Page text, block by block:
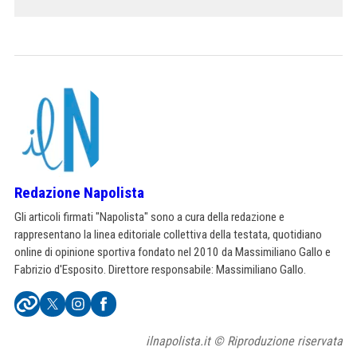
Redazione Napolista
Gli articoli firmati "Napolista" sono a cura della redazione e
rappresentano la linea editoriale collettiva della testata, quotidiano
online di opinione sportiva fondato nel 2010 da Massimiliano Gallo e
Fabrizio d'Esposito. Direttore responsabile: Massimiliano Gallo.
ilnapolista.it © Riproduzione riservata